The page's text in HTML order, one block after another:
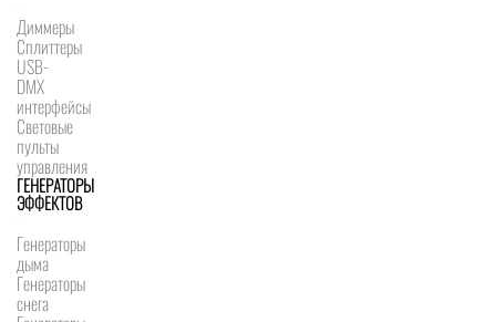
Диммеры
Сплиттеры
USB-
DMX
интерфейсы
Световые
пульты
управления
ГЕНЕРАТОРЫ
ЭФФЕКТОВ
Генераторы
дыма
Генераторы
снега